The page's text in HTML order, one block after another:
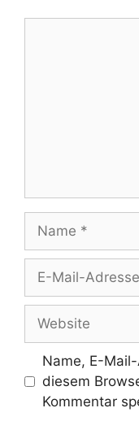
Name
Adresse
Website
Name, E-
diesem
Kommentar